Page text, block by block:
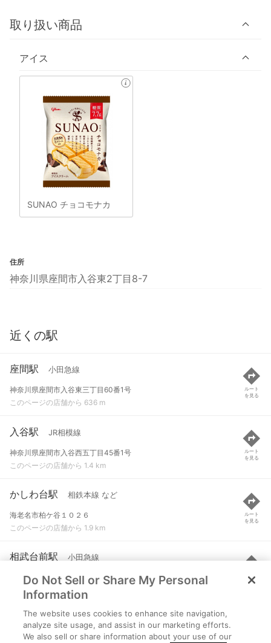
取り扱い商品
アイス
SUNAO チョコモナカ
住所
神奈川県座間市入谷東2丁目8-7
近くの駅
座間駅 小田急線
神奈川県座間市入谷東三丁目60番1号
このページの店舗から 636 m
ルート
を見る
入谷駅 JR相模線
神奈川県座間市入谷西五丁目45番1号
このページの店舗から 1.4 km
ルート
を見る
かしわ台駅 相鉄本線 など
海老名市柏ケ谷１０２６
このページの店舗から 1.9 km
ルート
を見る
相武台前駅 小田急線
神奈川県座間市相武台一丁目33番1号
このページの店舗から 1.9 km
ルート
を見る
相武台下駅
相模原市南区新戸1940
Do Not Sell or Share My Personal
Information
The website uses cookies to enhance site navigation,
analyze site usage, and assist in our marketing efforts.
We also sell or share information about your use of our